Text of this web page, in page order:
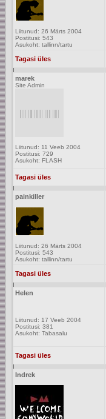
Liitunud: 26 Märts 2004
Postitusi: 543
Asukoht: tallinn/tartu
Tagasi üles
marek
Site Admin
Liitunud: 11 Veeb 2004
Postitusi: 729
Asukoht: FLASH
Tagasi üles
painkiller
Liitunud: 26 Märts 2004
Postitusi: 543
Asukoht: tallinn/tartu
Tagasi üles
Helen
Liitunud: 17 Veeb 2004
Postitusi: 381
Asukoht: Tabasalu
Tagasi üles
Indrek